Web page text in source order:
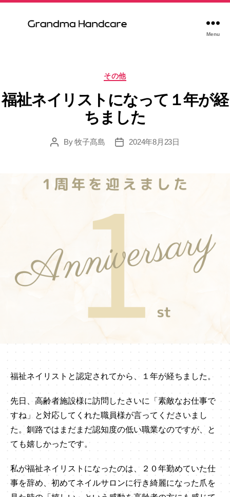
Menu
Categories
その他
福祉ネイリストになって１年が経
ちました
PostBy牧子髙島
Post2024年8月23日
福祉ネイリストと認定されてから、１年が経ちました。
先日、高齢者施設様に訪問したさいに「素敵なお仕事で
すね」と対応してくれた職員様が言ってくださいまし
た。釧路ではまだまだ認知度の低い職業なのですが、と
ても嬉しかったです。
私が福祉ネイリストになったのは、２０年勤めていた仕
事を辞め、初めてネイルサロンに行き綺麗になった爪を